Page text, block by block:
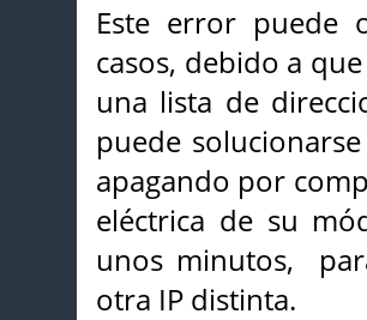
Este error puede
casos, debido a
una lista de
puede
apagando por
eléctrica de su
unos minutos,
otra IP distinta.